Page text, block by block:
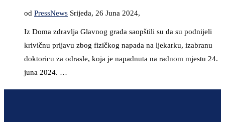
od PressNews Srijeda, 26 Juna 2024,
Iz Doma zdravlja Glavnog grada saopštili su da su podnijeli
krivičnu prijavu zbog fizičkog napada na ljekarku, izabranu
doktoricu za odrasle, koja je napadnuta na radnom mjestu 24.
juna 2024. …